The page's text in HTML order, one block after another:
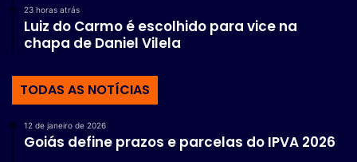
23 horas atrás
Luiz do Carmo é escolhido para vice na
chapa de Daniel Vilela
TODAS AS NOTÍCIAS
12 de janeiro de 2026
Goiás define prazos e parcelas do IPVA 2026